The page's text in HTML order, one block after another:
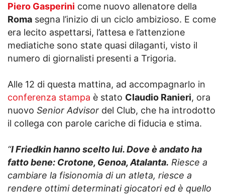
Piero Gasperini come nuovo allenatore della
Roma segna l’inizio di un ciclo ambizioso. E come
era lecito aspettarsi, l’attesa e l’attenzione
mediatiche sono state quasi dilaganti, visto il
numero di giornalisti presenti a Trigoria.
Alle 12 di questa mattina, ad accompagnarlo in
conferenza stampa è stato Claudio Ranieri, ora
nuovo Senior Advisor del Club, che ha introdotto
il collega con parole cariche di fiducia e stima.
“I Friedkin hanno scelto lui. Dove è andato ha
fatto bene: Crotone, Genoa, Atalanta. Riesce a
cambiare la fisionomia di un atleta, riesce a
rendere ottimi determinati giocatori ed è quello